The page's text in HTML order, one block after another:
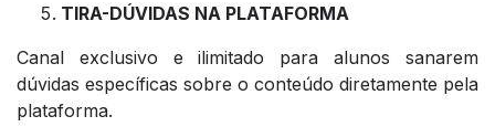
TIRA-DÚVIDAS NA PLATAFORMA
Canal exclusivo e ilimitado para alunos sanarem
dúvidas específicas sobre o conteúdo diretamente pela
plataforma.